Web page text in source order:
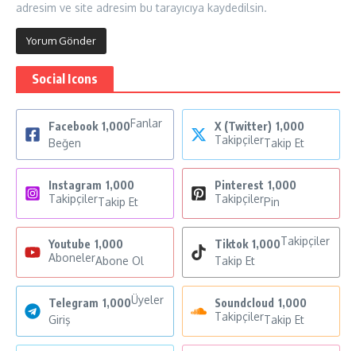
adresim ve site adresim bu tarayıcıya kaydedilsin.
Social Icons
Facebook 1,000Fanlar
Beğen
X (Twitter) 1,000
TakipçilerTakip Et
Instagram 1,000
TakipçilerTakip Et
Pinterest 1,000
TakipçilerPin
Youtube 1,000
AbonelerAbone Ol
Tiktok 1,000Takipçiler
Takip Et
Telegram 1,000Üyeler
Giriş
Soundcloud 1,000
TakipçilerTakip Et